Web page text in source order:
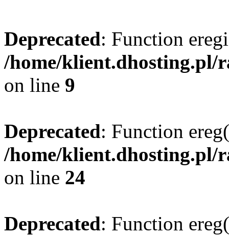
Deprecated: Function
/home/klient.dhosting.pl/
on line 9
Deprecated: Function
/home/klient.dhosting.pl/
on line 24
Deprecated: Function